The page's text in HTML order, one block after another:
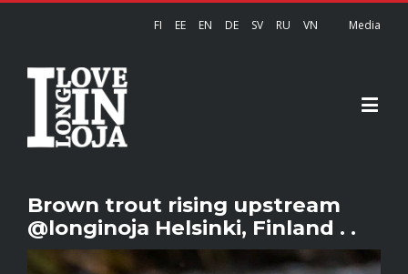
FI EE EN DE SV RU VN Media
Brown trout rising upstream
@longinoja Helsinki, Finland . .